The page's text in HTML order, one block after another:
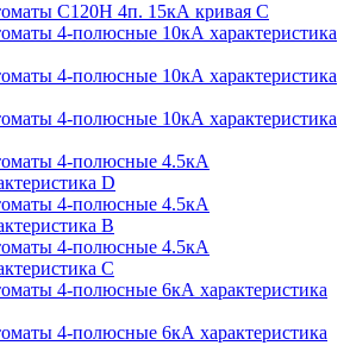
С120H 4п. 15кА кривая C
4-полюсные 10кА характеристика
4-полюсные 10кА характеристика
4-полюсные 10кА характеристика
4-полюсные 4.5кА
D
4-полюсные 4.5кА
В
4-полюсные 4.5кА
С
4-полюсные 6кА характеристика
4-полюсные 6кА характеристика